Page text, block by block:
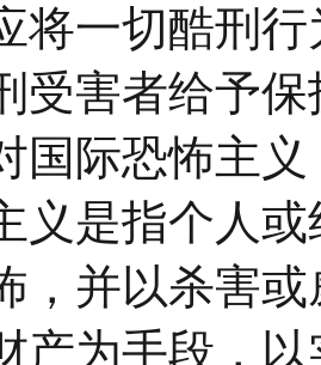
将一切酷刑
受害者给予
国际恐怖主义
义是指个人
，并以杀害
产为手段，